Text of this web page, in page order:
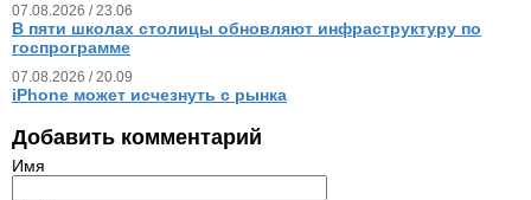
07.08.2026 / 23.06
В пяти школах столицы обновляют инфраструктуру по
госпрограмме
07.08.2026 / 20.09
iPhone может исчезнуть с рынка
Добавить комментарий
Имя